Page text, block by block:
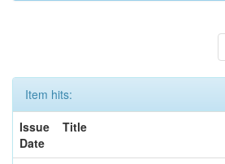
Item hits:
Issue
Date
Title